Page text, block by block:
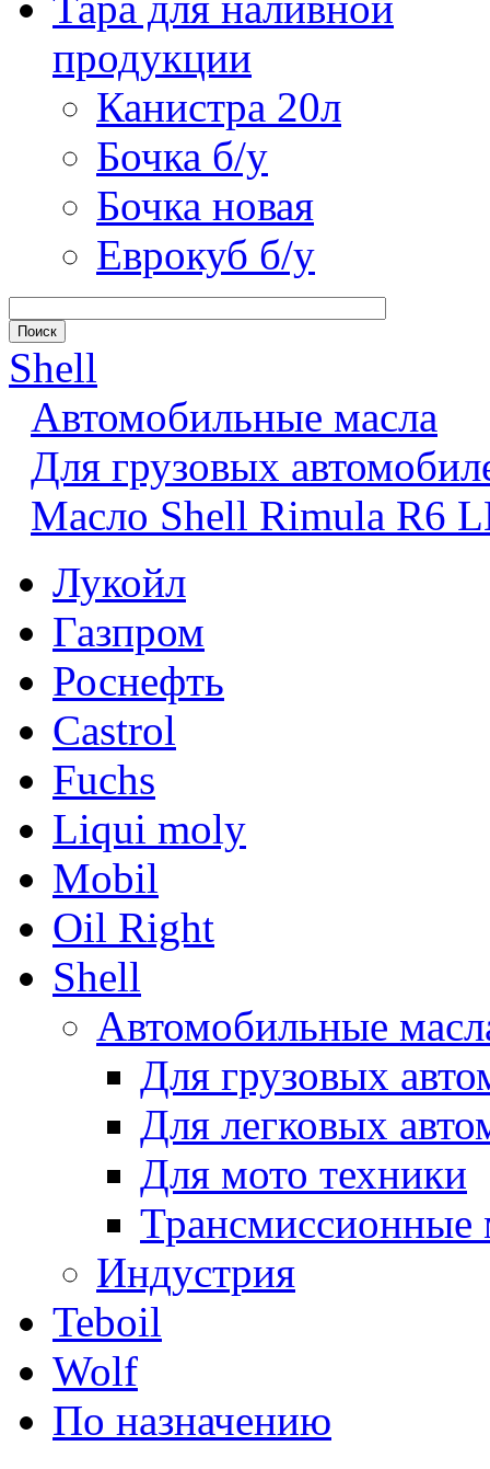
продукции
Канистра 20л
Бочка б/у
Бочка новая
Еврокуб б/у
Shell
Автомобильные масла
Для грузовых
Масло Shell Rimula R6
Лукойл
Газпром
Роснефть
Castrol
Fuchs
Liqui moly
Mobil
Oil Right
Shell
Автомобильные
Для грузовых
Для легковых
Для мото техники
Трансмиссионные
Индустрия
Teboil
Wolf
По назначению